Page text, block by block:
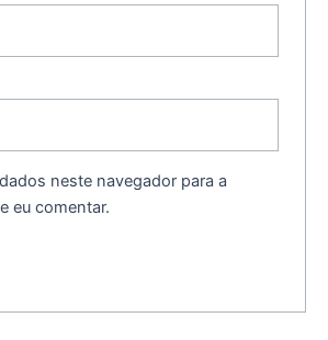
neste navegador para a
eu comentar.